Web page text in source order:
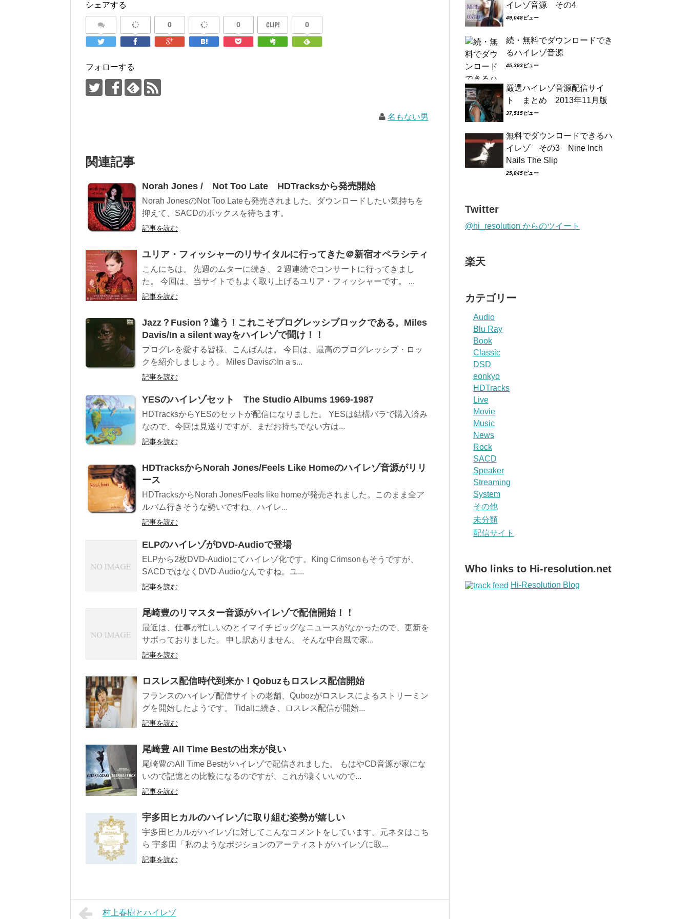
シェアする
0 0 CLIP! 0
フォローする
名もない男
関連記事
Norah Jones / Not Too Late HDTracksから発売開始
Norah JonesのNot Too Lateも発売されました。ダウンロードしたい気持ちを
抑えて、SACDのボックスを待ちます。
記事を読む
ユリア・フィッシャーのリサイタルに行ってきた＠新宿オペラシティ
こんにちは。 先週のムターに続き、２週連続でコンサートに行ってきまし
た。 今回は、当サイトでもよく取り上げるユリア・フィッシャーです。 ...
記事を読む
Jazz？Fusion？違う！これこそプログレッシブロックである。Miles
Davis/In a silent wayをハイレゾで聞け！！
プログレを愛する皆様、こんばんは。 今日は、最高のプログレッシブ・ロッ
クを紹介しましょう。 Miles DavisのIn a s...
記事を読む
YESのハイレゾセット The Studio Albums 1969-1987
HDTracksからYESのセットが配信になりました。 YESは結構バラで購入済み
なので、今回は見送りですが、まだお持ちでない方は...
記事を読む
HDTracksからNorah Jones/Feels Like Homeのハイレゾ音源がリリ
ース
HDTracksからNorah Jones/Feels like homeが発売されました。このまま全ア
ルバム行きそうな勢いですね。ハイレ...
記事を読む
ELPのハイレゾがDVD-Audioで登場
ELPから2枚DVD-Audioにてハイレゾ化です。King Crimsonもそうですが、
SACDではなくDVD-Audioなんですね。ユ...
記事を読む
尾崎豊のリマスター音源がハイレゾで配信開始！！
最近は、仕事が忙しいのとイマイチビッグなニュースがなかったので、更新を
サボっておりました。 申し訳ありません。 そんな中台風で家...
記事を読む
ロスレス配信時代到来か！Qobuzもロスレス配信開始
フランスのハイレゾ配信サイトの老舗、Qubozがロスレスによるストリーミン
グを開始したようです。 Tidalに続き、ロスレス配信が開始...
記事を読む
尾崎豊 All Time Bestの出来が良い
尾崎豊のAll Time Bestがハイレゾで配信されました。 もはやCD音源が家にな
いので記憶との比較になるのですが、これが凄くいいので...
記事を読む
宇多田ヒカルのハイレゾに取り組む姿勢が嬉しい
宇多田ヒカルがハイレゾに対してこんなコメントをしています。元ネタはこち
ら 宇多田「私のようなポジションのアーティストがハイレゾに取...
記事を読む
村上春樹とハイレゾ
イレゾ音源 その4
49,048ビュー
続・無料でダウンロードでき
るハイレゾ音源
45,393ビュー
厳選ハイレゾ音源配信サイ
ト まとめ 2013年11月版
37,515ビュー
無料でダウンロードできるハ
イレゾ その3 Nine Inch
Nails The Slip
25,845ビュー
Twitter
@hi_resolution からのツイート
楽天
カテゴリー
Audio
Blu Ray
Book
Classic
DSD
eonkyo
HDTracks
Live
Movie
Music
News
Rock
SACD
Speaker
Streaming
System
その他
未分類
配信サイト
Who links to Hi-resolution.net
Hi-Resolution Blog